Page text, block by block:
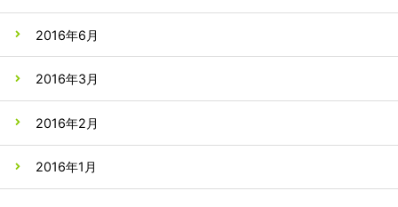
2016年6月
2016年3月
2016年2月
2016年1月